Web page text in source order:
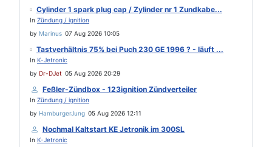
Cylinder 1 spark plug cap / Zylinder nr 1 Zundkabe...
In Zündung / ignition
by Marinus 07 Aug 2026 10:05
Tastverhältnis 75% bei Puch 230 GE 1996 ? - läuft ...
In K-Jetronic
by Dr-DJet 05 Aug 2026 20:29
Feßler-Zündbox - 123ignition Zündverteiler
In Zündung / ignition
by HamburgerJung 05 Aug 2026 12:11
Nochmal Kaltstart KE Jetronik im 300SL
In K-Jetronic